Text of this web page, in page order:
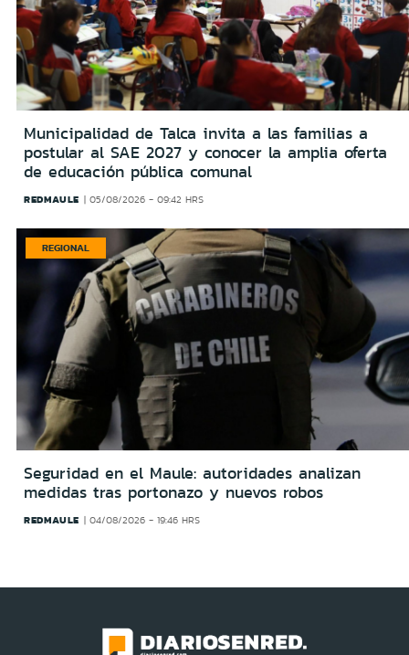
Municipalidad de Talca invita a las familias a
postular al SAE 2027 y conocer la amplia oferta
de educación pública comunal
REDMAULE 05/08/2026 - 09:42 HRS
REGIONAL
Seguridad en el Maule: autoridades analizan
medidas tras portonazo y nuevos robos
REDMAULE 04/08/2026 - 19:46 HRS